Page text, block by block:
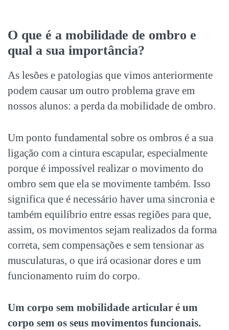
O que é a mobilidade de ombro e
qual a sua importância?
As lesões e patologias que vimos anteriormente
podem causar um outro problema grave em
nossos alunos: a perda da mobilidade de ombro.
Um ponto fundamental sobre os ombros é a sua
ligação com a cintura escapular, especialmente
porque é impossível realizar o movimento do
ombro sem que ela se movimente também. Isso
significa que é necessário haver uma sincronia e
também equilíbrio entre essas regiões para que,
assim, os movimentos sejam realizados da forma
correta, sem compensações e sem tensionar as
musculaturas, o que irá ocasionar dores e um
funcionamento ruim do corpo.
Um corpo sem mobilidade articular é um
corpo sem os seus movimentos funcionais.